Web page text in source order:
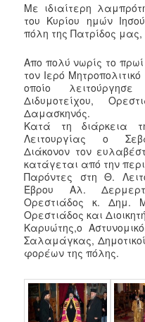
Με ιδιαίτερη
του Κυρίου ημών
πόλη της Πατρίδος
Απο πολύ νωρίς το
τον Ιερό
οποίο
Διδυμοτείχου,
Δαμασκηνός.
Κατά τη διάρκεια
Λειτουργίας ο
Διάκονον τον
κατάγεται από την
Παρόντες στη Θ.
Έβρου Αλ.
Ορεστιάδος κ. Δημ.
Ορεστιάδος και
Καρυώτης,ο
Σαλαμάγκας,
φορέων της πόλης.